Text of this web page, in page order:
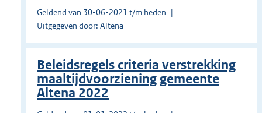
Geldend van 30-06-2021 t/m heden
Uitgegeven door: Altena
Beleidsregels criteria verstrekking
maaltijdvoorziening gemeente
Altena 2022